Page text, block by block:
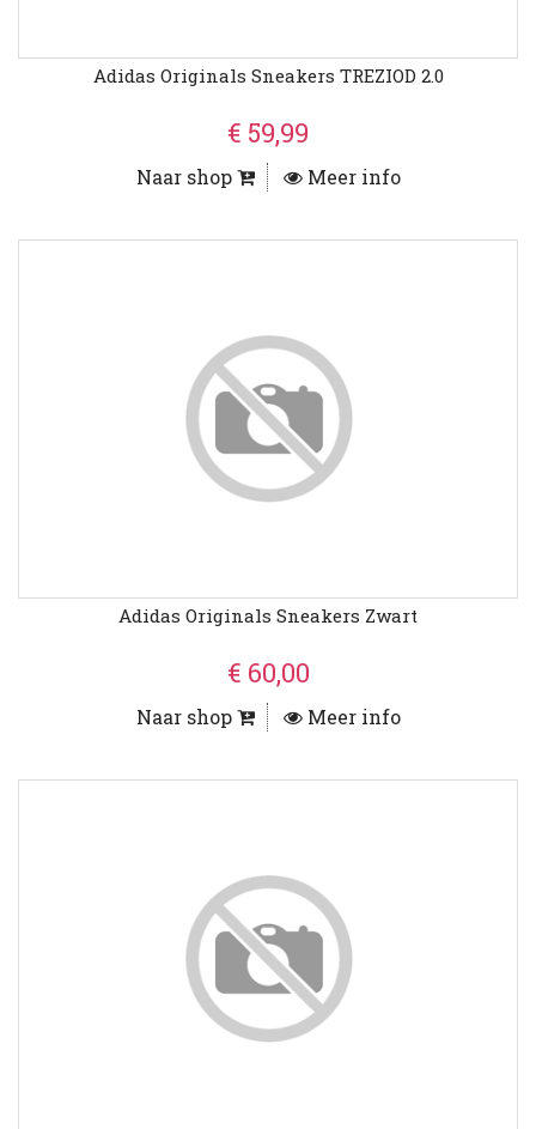
Adidas Originals Sneakers TREZIOD 2.0
€ 59,99
Naar shop Meer info
Adidas Originals Sneakers Zwart
€ 60,00
Naar shop Meer info